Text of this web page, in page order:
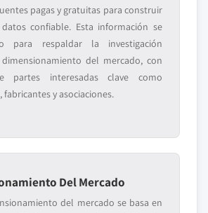
pagas y gratuitas para construir
confiable. Esta información se
para respaldar la investigación
del mercado, con
partes interesadas clave como
y asociaciones.
Del Mercado
del mercado se basa en